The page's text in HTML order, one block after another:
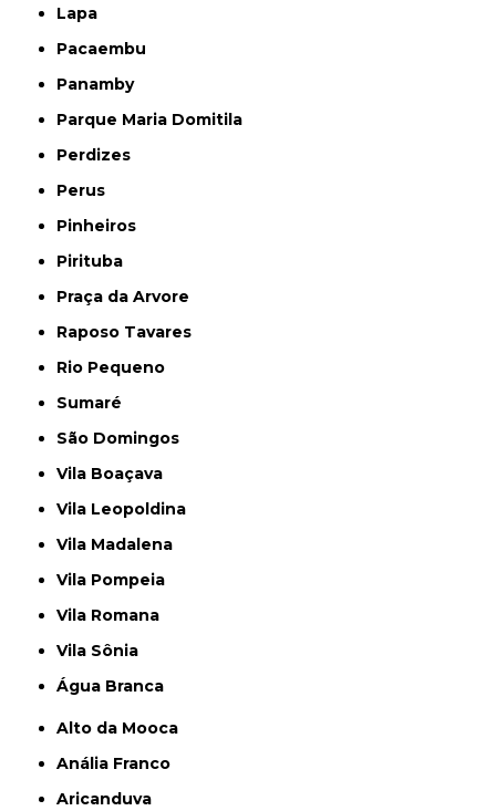
Lapa
Pacaembu
Panamby
Parque Maria Domitila
Perdizes
Perus
Pinheiros
Pirituba
Praça da Arvore
Raposo Tavares
Rio Pequeno
Sumaré
São Domingos
Vila Boaçava
Vila Leopoldina
Vila Madalena
Vila Pompeia
Vila Romana
Vila Sônia
Água Branca
Alto da Mooca
Anália Franco
Aricanduva